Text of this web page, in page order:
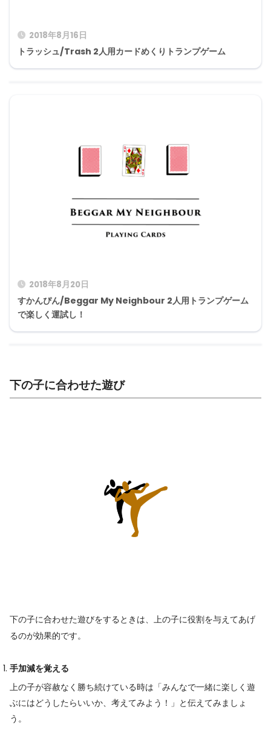
2018年8月16日
トラッシュ/Trash 2人用カードめくりトランプゲーム
2018年8月20日
すかんぴん/Beggar My Neighbour 2人用トランプゲーム
で楽しく運試し！
下の子に合わせた遊び
下の子に合わせた遊びをするときは、上の子に役割を与えてあげ
るのが効果的です。
手加減を覚える
上の子が容赦なく勝ち続けている時は「みんなで一緒に楽しく遊
ぶにはどうしたらいいか、考えてみよう！」と伝えてみましょ
う。